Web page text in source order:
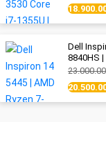
Dell
8840HS |
inch 2.2K